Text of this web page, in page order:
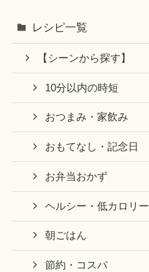
レシピ一覧
【シーンから探す】
10分以内の時短
おつまみ・家飲み
おもてなし・記念日
お弁当おかず
ヘルシー・低カロリー
朝ごはん
節約・コスパ